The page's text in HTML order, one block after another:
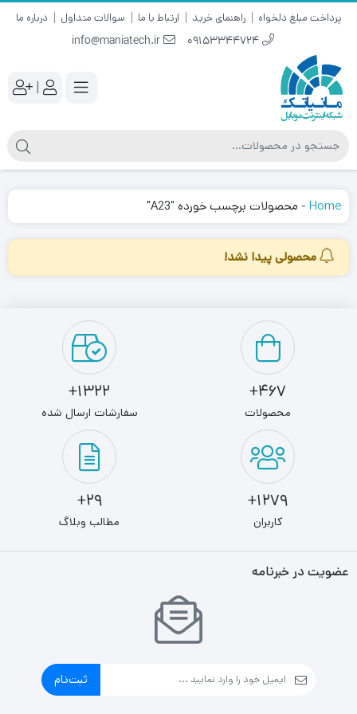
پرداخت مبلغ دلخواه راهنمای خرید ارتباط با ما سوالات متداول درباره ما
09153344724
info@maniatech.ir
|
Home
- محصولات برچسب خورده "A23"
محصولی پیدا نشد!
467+
محصولات
1322+
سفارشات ارسال شده
1279+
کاربران
29+
مطالب وبلاگ
عضویت در خبرنامه
ثبت‌نام